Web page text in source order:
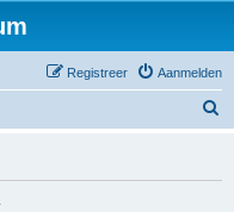
Aanmelden
Registreer